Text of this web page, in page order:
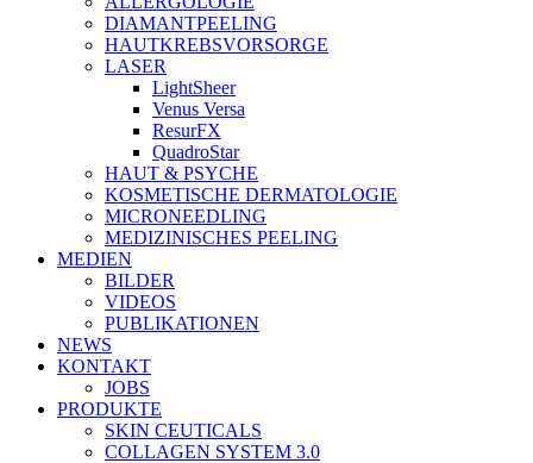
DIAMANTPEELING
HAUTKREBSVORSORGE
LASER
LightSheer
Venus Versa
ResurFX
QuadroStar
HAUT & PSYCHE
KOSMETISCHE DERMATOLOGIE
MICRONEEDLING
MEDIZINISCHES PEELING
MEDIEN
BILDER
VIDEOS
PUBLIKATIONEN
NEWS
KONTAKT
JOBS
PRODUKTE
SKIN CEUTICALS
COLLAGEN SYSTEM 3.0